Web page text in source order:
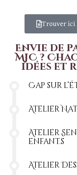
Trouver ici
Envie de
MJC ?
idées et
Cap sur
Atelier
Atelier
enfant.s
Atelier